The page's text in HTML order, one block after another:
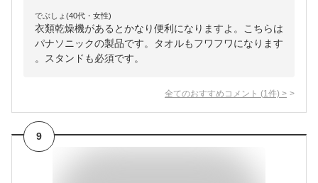
でぶしょ(40代・女性)
衣類乾燥機があるとかなり便利になりますよ。こちらは
パナソニックの製品です。タオルもフワフワになります
。スタンドも必須です。
全てのおすすめコメント (1 件) >
9